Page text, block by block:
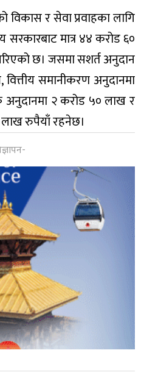
विकास र सेवा प्रवाहका लागि
मात्र ४४ करोड ६०
छ। जसमा सशर्त अनुदान
समानीकरण अनुदानमा
२ करोड ५० लाख र
रुपैयाँ रहनेछ।